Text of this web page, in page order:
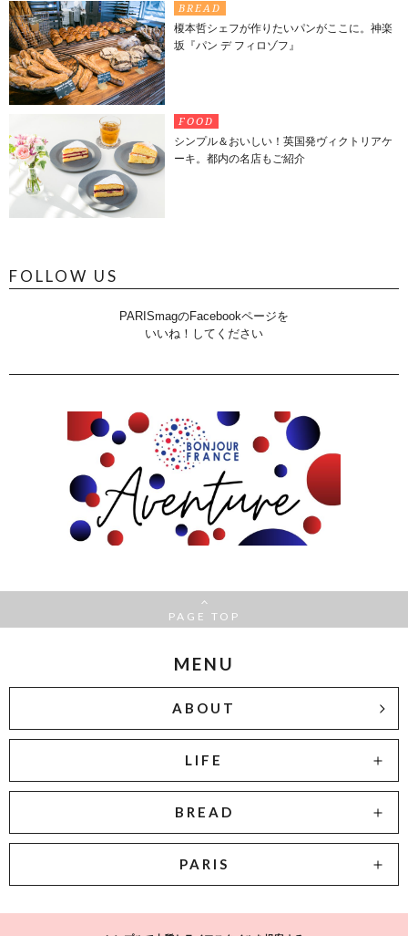
BREAD
榎本哲シェフが作りたいパンがここに。神楽
坂『パン デ フィロゾフ』
FOOD
シンプル＆おいしい！英国発ヴィクトリアケ
ーキ。都内の名店もご紹介
FOLLOW US
PARISmagのFacebookページを
いいね！してください
PAGE TOP
MENU
ABOUT
LIFE
BREAD
PARIS